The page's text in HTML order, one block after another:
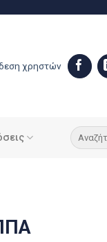
χρηστών